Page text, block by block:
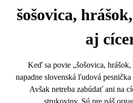
šošovica,
aj
Keď sa povie „šošovica,
napadne slovenská ľudová
Avšak netreba zabúdať ani na
strukoviny. Sú pre náš